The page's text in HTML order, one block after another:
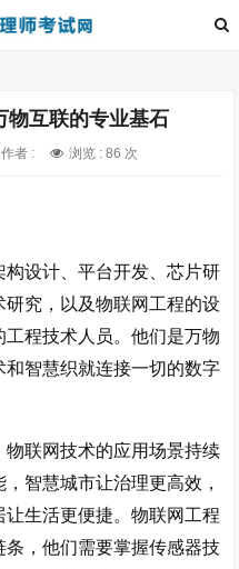
物互联的专业基石
作者 : 浏览 : 86 次
设计、平台开发、芯片研
究，以及物联网工程的设
程技术人员。他们是万物
智慧织就连接一切的数字
联网技术的应用场景持续
智慧城市让治理更高效，
生活更便捷。物联网工程
，他们需要掌握传感器技